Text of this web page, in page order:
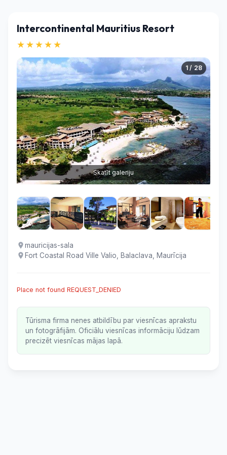
Intercontinental Mauritius Resort
★★★★★
1 / 28
Skatīt galeriju
mauricijas-sala
Fort Coastal Road Ville Valio, Balaclava, Maurīcija
Place not found REQUEST_DENIED
Tūrisma firma nenes atbildību par viesnīcas aprakstu
un fotogrāfijām. Oficiālu viesnīcas informāciju lūdzam
precizēt viesnīcas mājas lapā.